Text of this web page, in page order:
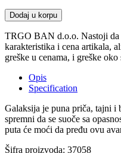
PS5
Star
Wars
Jedi:
Survivor
Dodaj u korpu
TRGO BAN d.o.o. Nastoji da
karakteristika i cena artikala,
greške u cenama, i greške
Opis
Specification
Galaksija je puna priča, tajni i
spremni da se suoče sa
puta će moći da pređu ovu
Šifra proizvoda: 37058